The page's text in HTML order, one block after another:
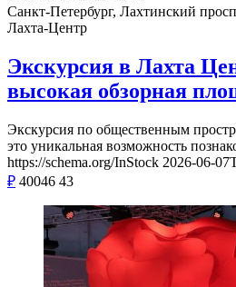
Санкт-Петербург, Лахтинский
Лахта-Центр
Экскурсия в Лахта
высокая обзорная
Экскурсия по общественным
это уникальная возможность
https://schema.org/InStock 2026-06-
₽ 40046 43